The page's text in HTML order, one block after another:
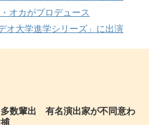
オカがプロデュース
オ大学進学シリーズ」に出演
多数輩出 有名演出家が不同意わ